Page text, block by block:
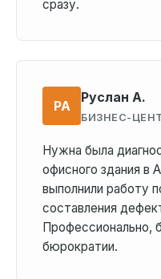
сразу.
РА
Руслан А.
БИЗНЕС-
Нужна была
офисного здания
выполнили работу
составления
Профессионально,
бюрократии.